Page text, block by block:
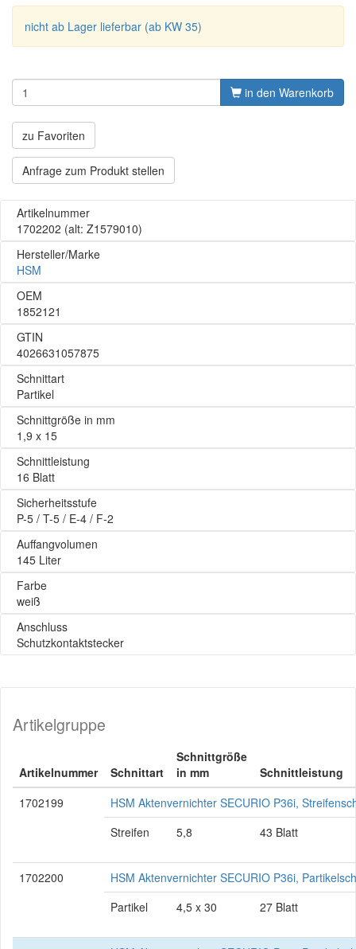
nicht ab Lager lieferbar (ab KW 35)
in den Warenkorb
zu Favoriten
Anfrage zum Produkt stellen
Artikelnummer
1702202 (alt: Z1579010)
Hersteller/Marke
HSM
OEM
1852121
GTIN
4026631057875
Schnittart
Partikel
Schnittgröße in mm
1,9 x 15
Schnittleistung
16 Blatt
Sicherheitsstufe
P-5 / T-5 / E-4 / F-2
Auffangvolumen
145 Liter
Farbe
weiß
Anschluss
Schutzkontaktstecker
Artikelgruppe
Artikelnummer Schnittart
Schnittgröße
in mm
Schnittleistung
1702199
HSM Aktenvernichter SECURIO P36i,
Streifen
5,8 43 Blatt
1702200
HSM Aktenvernichter SECURIO P36i,
Partikel
4,5 x 30 27 Blatt